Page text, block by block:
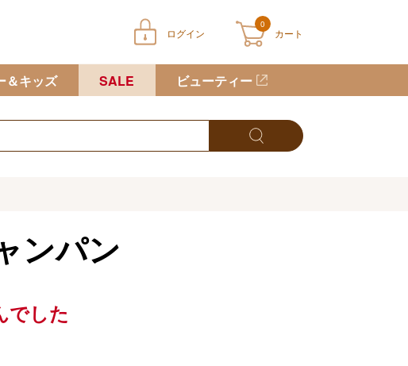
ログイン
0
カート
カートに商品が入っていません
＆キッズ SALE ビューティー
ンパン
でした